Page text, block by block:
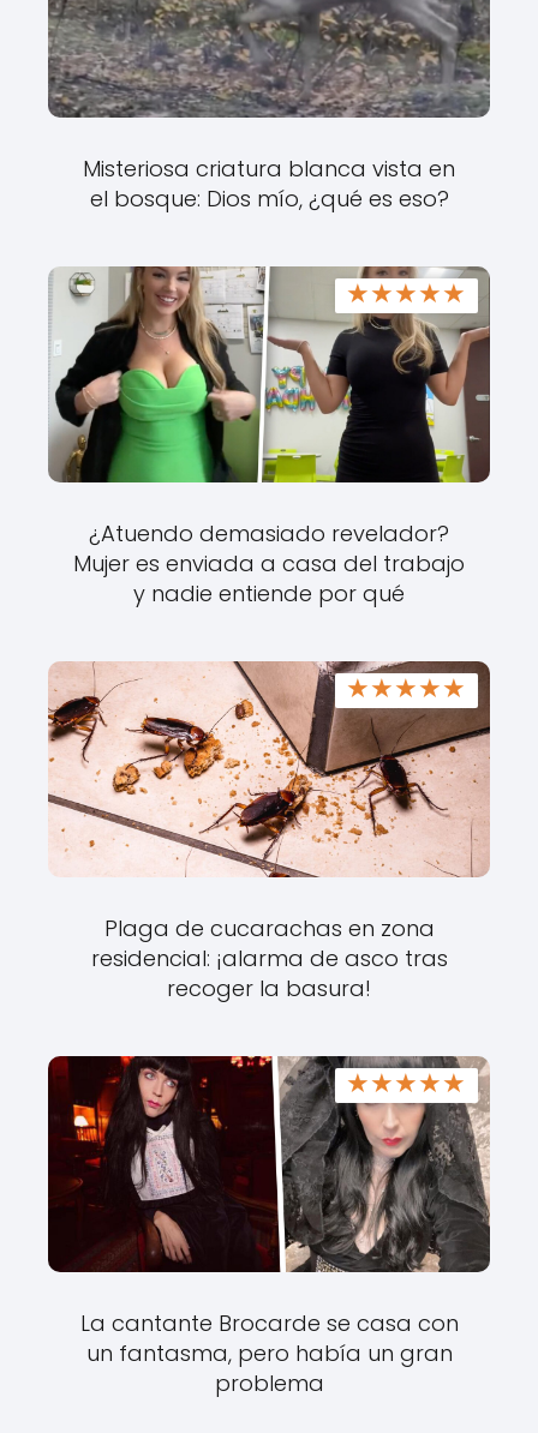
Misteriosa criatura blanca vista en
el bosque: Dios mío, ¿qué es eso?
★★★★★
¿Atuendo demasiado revelador?
Mujer es enviada a casa del trabajo
y nadie entiende por qué
★★★★★
Plaga de cucarachas en zona
residencial: ¡alarma de asco tras
recoger la basura!
★★★★★
La cantante Brocarde se casa con
un fantasma, pero había un gran
problema